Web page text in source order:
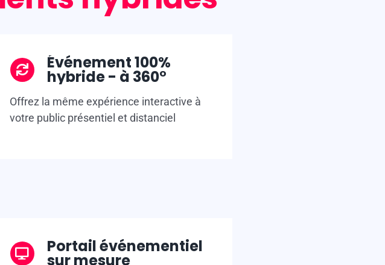
Événement 100%
hybride - à 360°
Offrez la même expérience interactive à
votre public présentiel et distanciel
Portail événementiel
sur mesure